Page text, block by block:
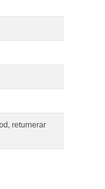
returnerar